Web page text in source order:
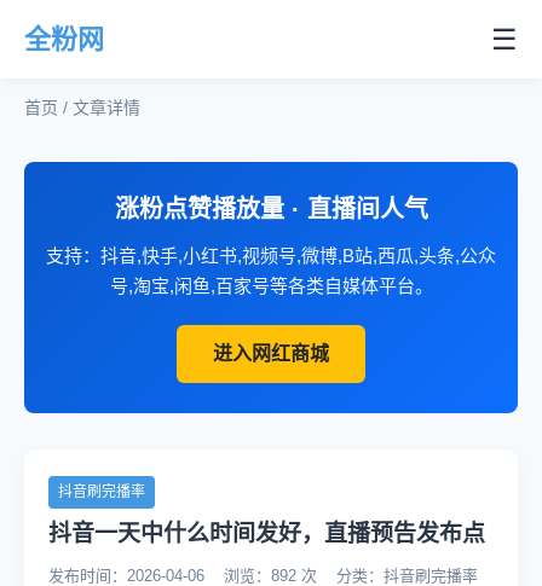
全粉网 ☰
首页 / 文章详情
涨粉点赞播放量 · 直播间人气
支持：抖音,快手,小红书,视频号,微博,B站,西瓜,头条,公众
号,淘宝,闲鱼,百家号等各类自媒体平台。
进入网红商城
抖音刷完播率
抖音一天中什么时间发好，直播预告发布点
发布时间：2026-04-06 浏览：892 次 分类：抖音刷完播率